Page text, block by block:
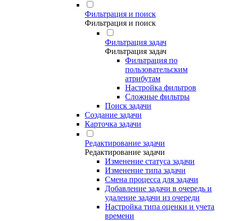
Фильтрация и поиск
Фильтрация и поиск
Фильтрация задач
Фильтрация задач
Фильтрация по
пользовательским
атрибутам
Настройка фильтров
Сложные фильтры
Поиск задачи
Создание задачи
Карточка задачи
Редактирование задачи
Редактирование задачи
Изменение статуса задачи
Изменение типа задачи
Смена процесса для задачи
Добавление задачи в очередь и
удаление задачи из очереди
Настройка типа оценки и учета
времени